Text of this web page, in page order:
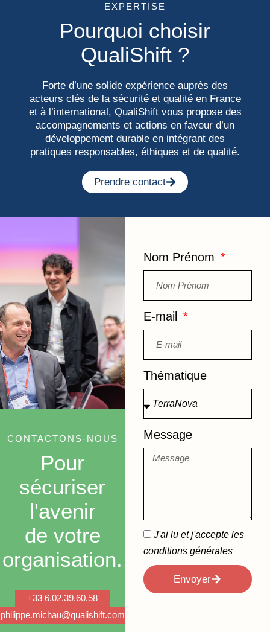
EXPERTISE
Pourquoi choisir
QualiShift ?
Forte d’une solide expérience auprès des
acteurs clés de la sécurité et qualité en France
et à l’international, QualiShift vous propose des
accompagnements et actions en faveur d’un
développement durable en intégrant des
pratiques responsables, éthiques et de qualité.
Prendre contact
CONTACTONS-NOUS
Pour
sécuriser
l'avenir
de votre
organisation.
+33 6.02.39.60.58
philippe.michau@qualishift.com
Nom Prénom
E-mail
Thématique
Message
J'ai lu et j'accepte les
conditions générales
Envoyer